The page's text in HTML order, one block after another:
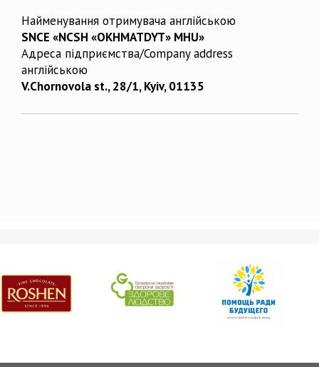
Найменування отримувача англійською
SNCE «NCSH «OKHMATDYT» MHU»
Адреса підприємства/Company address
англійською
V.Chornovola st., 28/1, Kyiv, 01135